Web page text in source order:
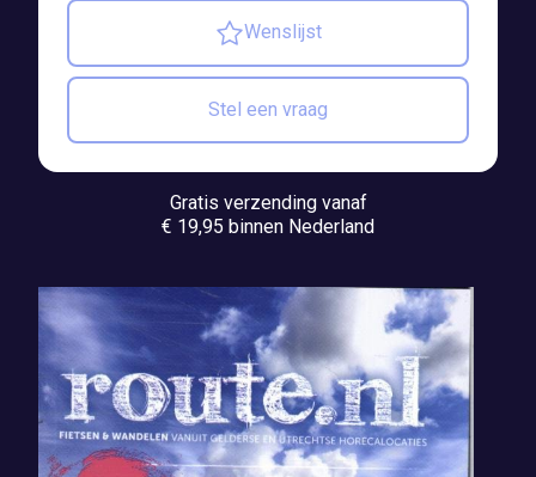
Wenslijst
Stel een vraag
Gratis verzending vanaf
€ 19,95 binnen Nederland